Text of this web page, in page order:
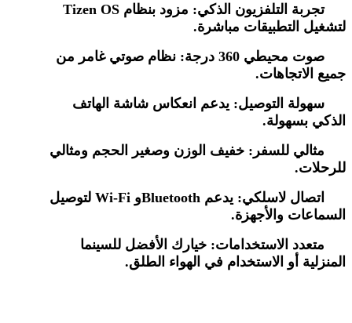
تجربة التلفزيون الذكي: مزود بنظام
لتشغيل التطبيقات مباشرة.
صوت محيطي 360 درجة
: نظام صوتي غامر من
جميع الاتجاهات.
سهولة التوصيل: يدعم انعكاس شاشة الهاتف
الذكي بسهولة.
مثالي للسفر : خفيف الوزن وصغير الحجم ومثالي
للرحلات.
اتصال لاسلكي: يدعم وBluetooth
لتوصيل
السماعات والأجهزة.
متعدد الاستخدامات: خيارك الأفضل للسينما
المنزلية أو الاستخدام في الهواء الطلق.